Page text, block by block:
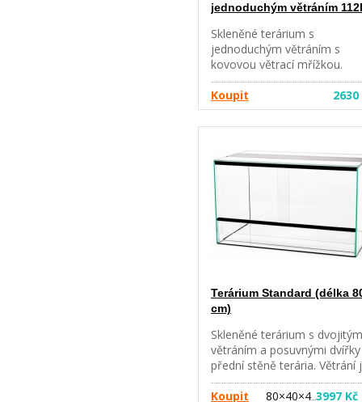
jednoduchým větráním 112l
Skleněné terárium s
jednoduchým větráním s
kovovou větrací mřížkou.
Velikost: 80 x 35 x 40 cm.
Objem 112 l. UPOZORNĚNÍ:
Pouze osobní odběr v Brně,
rozvoz po Brně nebo zaslání
vzdálenosti). Nelze zaslat
běžnou zásilkou.
Koupit 2630
Terárium Standard (délka
cm)
Skleněné terárium s dvojitým
větráním a posuvnými
přední stěně terária. Větrání
vyrobeno z perforovaného
plechu a je standardně
Koupit 80×40×4 3997 Kč